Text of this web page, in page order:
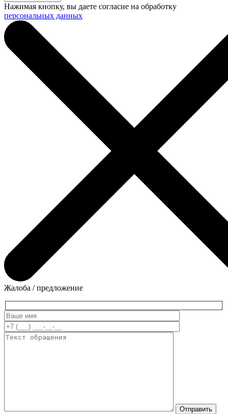
Нажимая кнопку, вы даете согласие на обработку
персональных данных
Жалоба / предложение